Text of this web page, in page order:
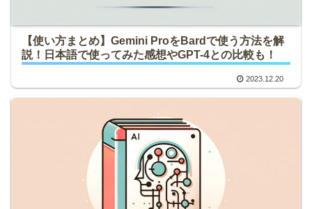
【使い方まとめ】Gemini ProをBardで使う方法を解
説！日本語で使ってみた感想やGPT-4との比較も！
2023.12.20